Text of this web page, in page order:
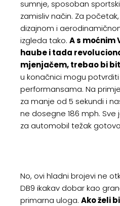
sumnje, sposoban
zamisliv način. Za
dizajnom i
izgleda tako. A s moćnim
haube i tada
mjenjačem, trebao bi
u konačnici mogu
performansama. Na
za manje od 5 sekundi i
ne dosegne 186 mph.
za automobil težak
No, ovi hladni brojevi ne
DB9 ikakav dobar kao
primarna uloga. Ako želi